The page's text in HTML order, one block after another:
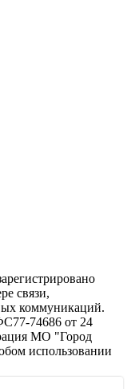
связи,
коммуникаций.
74686 от 24
МО "Город
использовании